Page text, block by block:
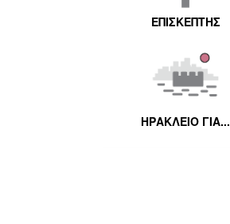
ΕΠΙΣΚΕΠΤΗΣ
ΗΡΑΚΛΕΙΟ ΓΙΑ...